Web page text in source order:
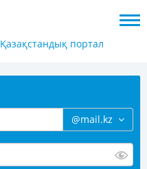
Қазақстандық портал
@mail.kz